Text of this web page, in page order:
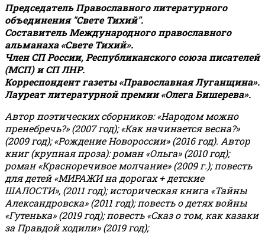
Председатель Православного литературного
объединения "Свете Тихий".
Составитель Международного православного
альманаха «Свете Тихий».
Член СП России, Республиканского союза писателей
(МСП) и СП ЛНР.
Корреспондент газеты «Православная Луганщина».
Лауреат литературной премии «Олега Бишерева».
Автор поэтических сборников: «Народом можно
пренебречь?» (2007 год); «Как начинается весна?»
(2009 год); «Рождение Новороссии» (2016 год). Автор
книг (крупная проза): роман «Ольга» (2010 год);
роман «Красноречивое молчание» (2009 г.); повесть
для детей «МИРАЖИ на дорогах + детские
ШАЛОСТИ», (2011 год); историческая книга «Тайны
Александровска» (2011 год); повесть о детях войны
«Гутенька» (2019 год); повесть «Сказ о том, как казаки
за Правдой ходили» (2019 год);